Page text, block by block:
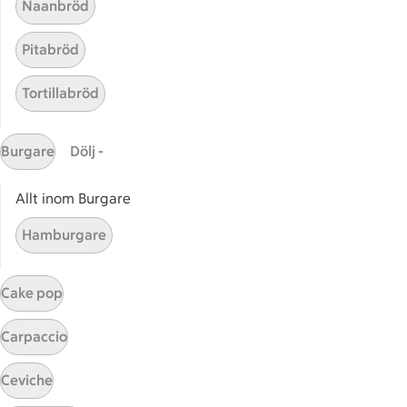
ICAs inspirationsmejl
Prenumerera
Handla
ICAs matkasse
Catering
Apotek Hjärtat
Handla som företag
Gaston
ICAs tjänster
ICA-appen
ICA Scanna
ICA ToGo
Fler appar och tjänster
Naanbröd
Pitabröd
Tortillabröd
Burgare Dölj -
Allt inom Burgare
Hamburgare
Cake pop
Carpaccio
Ceviche